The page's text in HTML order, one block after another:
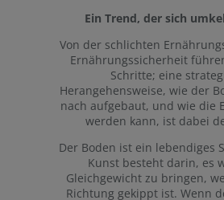
Ein Trend, der sich
Von der schlichten
Ernährungssicherheit
Schritte; eine
Herangehensweise, wie der
nach aufgebaut, und wie die
werden kann, ist dabei
Der Boden ist ein lebendiges
Kunst besteht darin, es
Gleichgewicht zu bringen,
Richtung gekippt ist. Wenn